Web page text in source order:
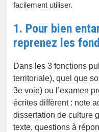
facilement utiliser.
1. Pour bien
reprenez les
Dans les 3 fonctions
territoriale), quel que
3e voie) ou l’examen
écrites diffèrent : note
dissertation de culture
texte, questions à